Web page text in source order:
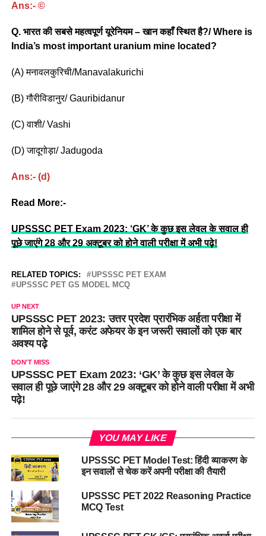
Ans:- ©
Q. भारत की सबसे महत्वपूर्ण यूरेनियम – खान कहाँ स्थित है?/ Where is
India’s most important uranium mine located?
(A) मनावलकुरिची/Manavalakurichi
(B) गौरीविडानुर/ Gauribidanur
(C) वाशी/ Vashi
(D) जादूगोड़ा/ Jadugoda
Ans:- (d)
Read More:-
UPSSSC PET Exam 2023: ‘GK’ के कुछ इस लेवल के सवाल ही
पूछे जाएंगे 28 और 29 अक्टूबर को होने वाली परीक्षा में अभी पढ़े!
RELATED TOPICS:
UPSSSC PET EXAM
UPSSSC PET GS MODEL MCQ
UP NEXT
UPSSSC PET 2023: उत्तर प्रदेश प्रारंभिक अर्हता परीक्षा में
शामिल होने से पूर्व, करंट अफेयर के इन जरूरी सवालों को एक बार
अवश्य पढ़े
DON'T MISS
UPSSSC PET Exam 2023: ‘GK’ के कुछ इस लेवल के
सवाल ही पूछे जाएंगे 28 और 29 अक्टूबर को होने वाली परीक्षा में अभी
पढ़े!
YOU MAY LIKE
UPSSSC PET Model Test: हिंदी व्याकरण के
इन सवालों से चेक करें अपनी परीक्षा की तैयारी
UPSSSC PET 2022 Reasoning Practice
MCQ Test